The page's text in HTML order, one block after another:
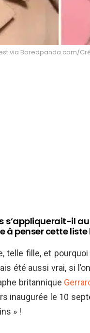
via Boredpanda.com/
s’appliquerait-il
à penser cette
telle fille, et
été aussi vrai, si
britannique
inaugurée le 10
» !